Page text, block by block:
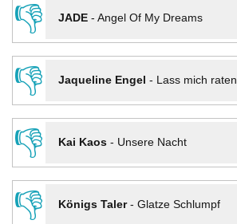
👎
JADE- Angel Of My Dreams
👎
Jaqueline Engel - Lass mich raten
👎
Kai Kaos- Unsere Nacht
👎
Königs Taler- Glatze Schlumpf